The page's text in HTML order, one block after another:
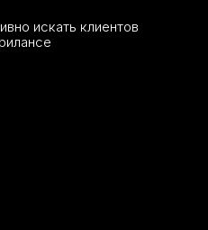
искать клиентов